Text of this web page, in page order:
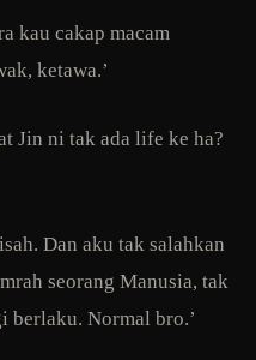
kau cakap macam
ketawa.’
Jin ni tak ada life ke ha?
Dan aku tak salahkan
seorang Manusia, tak
berlaku. Normal bro.’